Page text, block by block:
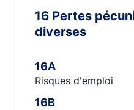
16 Pertes pécuniaires
diverses
16A
Risques d'emploi
16B